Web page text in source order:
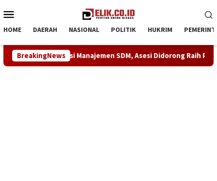
ke
Mobile
HOME DAERAH NASIONAL POLITIK HUKRIM
BreakingNews
Kompetensi Manajemen SDM, Asesi Didorong Raih Predikat